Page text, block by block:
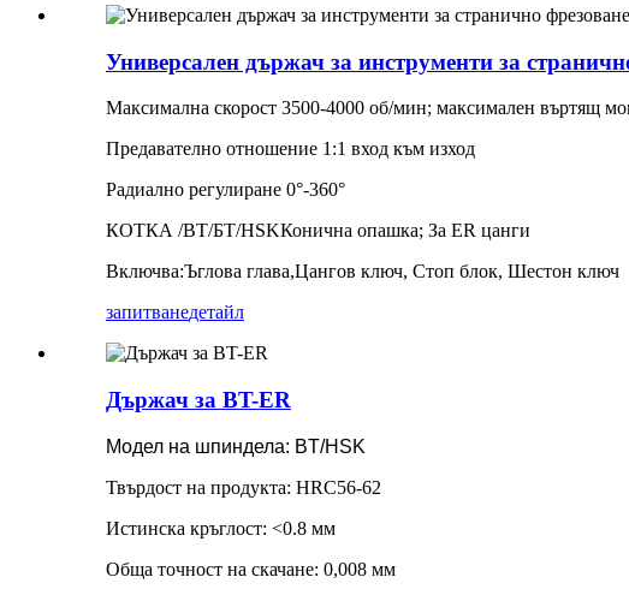
Универсален държач за инструменти за
Максимална скорост 3500-4000 об/мин; максимален въртящ
Предавателно отношение 1:1 вход към изход
Радиално регулиране 0°-360°
КОТКА /BT/БТ/HSKКонична опашка; За ER цанги
Включва:Ъглова глава,Цангов ключ, Стоп блок, Шестон ключ
запитванедетайл
Държач за BT-ER
Модел на шпиндела: BT/HSK
Твърдост на продукта: HRC56-62
Истинска кръглост: <0.8 мм
Обща точност на скачане: 0,008 мм